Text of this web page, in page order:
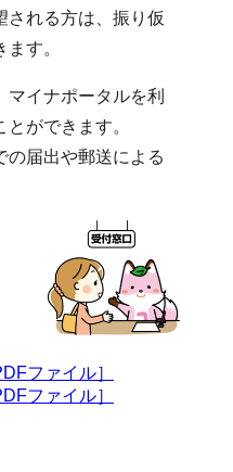
される方は、振り仮
す。
マイナポータルを利
ができます。
の届出や郵送による
ファイル］
ファイル］